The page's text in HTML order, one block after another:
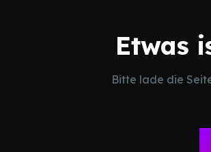
Etwas
Bitte lade die